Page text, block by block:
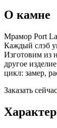
О камне
Мрамор Port
Каждый слэб
Изготовим из
другое
цикл: замер,
Заказать сейчас